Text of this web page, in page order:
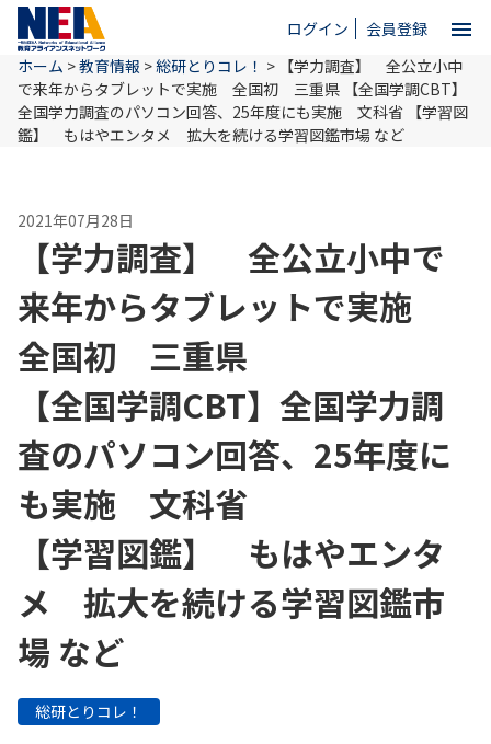
ログイン 会員登録 menu
close
NEAとは
教育情報
お問い合わせ
ホーム >教育情報 >総研とりコレ！ > 【学力調査】 全公立小中
で来年からタブレットで実施 全国初 三重県 【全国学調CBT】
全国学力調査のパソコン回答、25年度にも実施 文科省 【学習図
鑑】 もはやエンタメ 拡大を続ける学習図鑑市場 など
2021年07月28日
【学力調査】 全公立小中で
来年からタブレットで実施
全国初 三重県
【全国学調CBT】全国学力調
査のパソコン回答、25年度に
も実施 文科省
【学習図鑑】 もはやエンタ
メ 拡大を続ける学習図鑑市
場 など
総研とりコレ！